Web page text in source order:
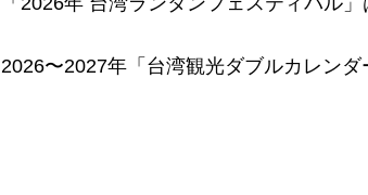
2026〜2027年「台湾観光ダブルカレン